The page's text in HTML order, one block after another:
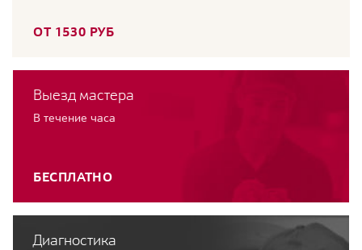
ОТ 1530 РУБ
Выезд мастера
В течение часа
БЕСПЛАТНО
Диагностика